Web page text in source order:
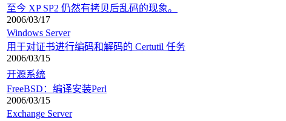
至今 XP SP2 仍然有拷贝后乱码的现象。
2006/03/17
Windows Server
用于对证书进行编码和解码的 Certutil 任务
2006/03/15
开源系统
FreeBSD：编译安装Perl
2006/03/15
Exchange Server